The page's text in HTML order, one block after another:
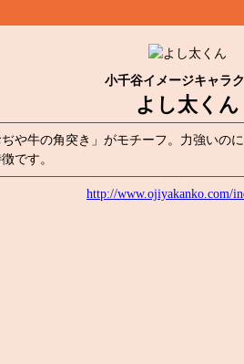
小千谷イメージキャラ
よし太くん
や牛の角突き」がモチーフ。力強いの
です。
http://www.ojiyakanko.com/